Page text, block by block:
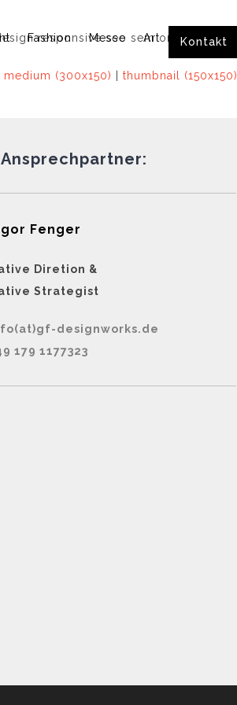
Fashion Messe Art Kontakt
medium (300x150) |thumbnail (150x150)
Fenger
Diretion &
Strategist
designworks.de
179 1177323